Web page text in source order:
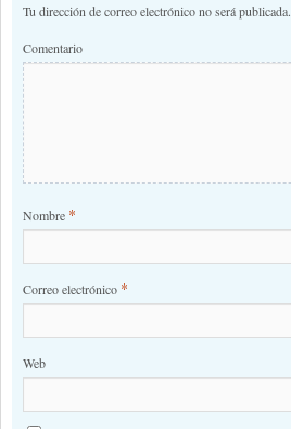
Tu dirección de correo electrónico no será publicada.
Comentario
Nombre *
Correo electrónico *
Web